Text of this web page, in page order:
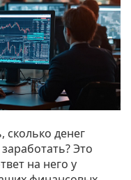
сколько денег
Это
на него у